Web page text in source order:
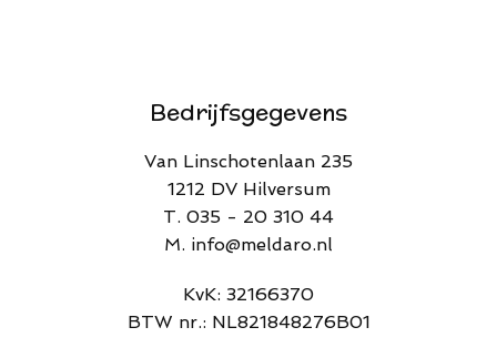
Bedrijfsgegevens
Van Linschotenlaan 235
1212 DV Hilversum
T. 035 - 20 310 44
M. info@meldaro.nl
​KvK: 32166370​
BTW nr.: NL821848276B01